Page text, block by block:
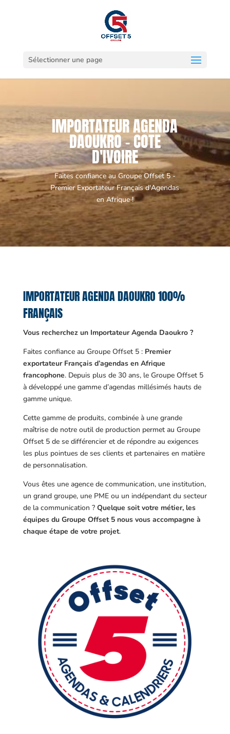
Sélectionner une page
IMPORTATEUR AGENDA
DAOUKRO - COTE
D'IVOIRE
Faites confiance au Groupe Offset 5 -
Premier Exportateur Français d'Agendas
en Afrique !
IMPORTATEUR AGENDA DAOUKRO 100%
FRANÇAIS
Vous recherchez un Importateur Agenda Daoukro ?
Faites confiance au Groupe Offset 5 : Premier
exportateur Français d’agendas en Afrique
francophone. Depuis plus de 30 ans, le Groupe Offset 5
à développé une gamme d’agendas millésimés hauts de
gamme unique.
Cette gamme de produits, combinée à une grande
maîtrise de notre outil de production permet au Groupe
Offset 5 de se différencier et de répondre au exigences
les plus pointues de ses clients et partenaires en matière
de personnalisation.
Vous êtes une agence de communication, une institution,
un grand groupe, une PME ou un indépendant du secteur
de la communication ? Quelque soit votre métier, les
équipes du Groupe Offset 5 nous vous accompagne à
chaque étape de votre projet.